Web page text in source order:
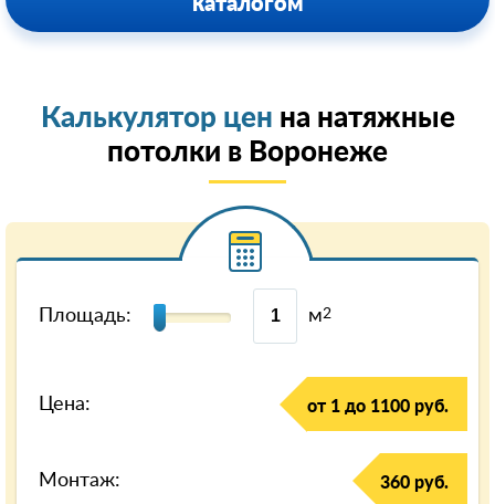
каталогом
Калькулятор цен на натяжные
потолки в Воронеже
Площадь: м2
Цена: от 1 до 1100 руб.
Монтаж: 360 руб.